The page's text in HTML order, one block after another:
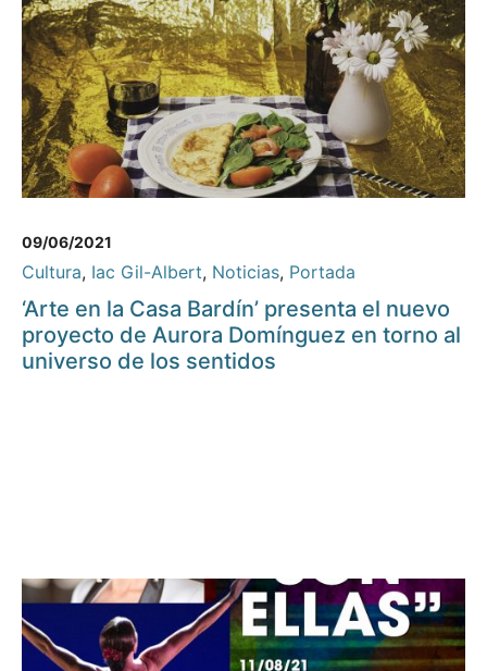
09/06/2021
Cultura, Iac Gil-Albert, Noticias, Portada
‘Arte en la Casa Bardín’ presenta el nuevo
proyecto de Aurora Domínguez en torno al
universo de los sentidos